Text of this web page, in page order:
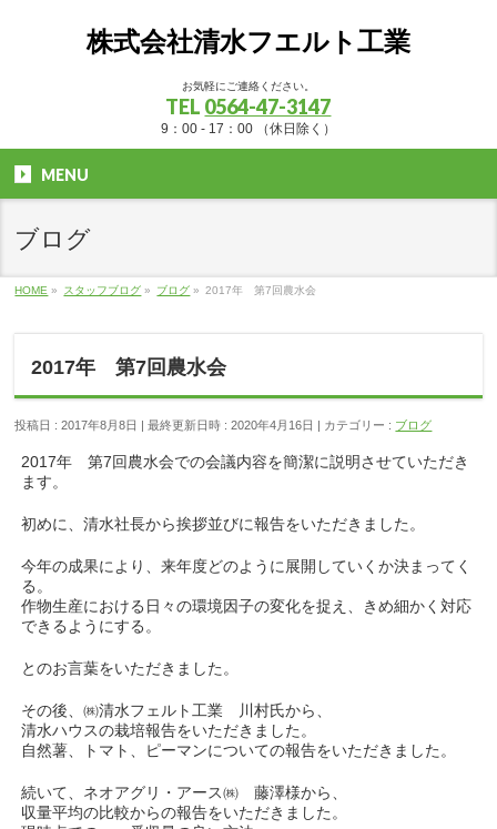
株式会社清水フエルト工業
お気軽にご連絡ください。
TEL 0564-47-3147
9：00 - 17：00 （休日除く）
MENU
ブログ
HOME » スタッフブログ » ブログ » 2017年 第7回農水会
2017年 第7回農水会
投稿日 : 2017年8月8日 最終更新日時 : 2020年4月16日 カテゴリー : ブログ
2017年 第7回農水会での会議内容を簡潔に説明させていただき
ます。
初めに、清水社長から挨拶並びに報告をいただきました。
今年の成果により、来年度どのように展開していくか決まってく
る。
作物生産における日々の環境因子の変化を捉え、きめ細かく対応
できるようにする。
とのお言葉をいただきました。
その後、㈱清水フェルト工業 川村氏から、
清水ハウスの栽培報告をいただきました。
自然薯、トマト、ピーマンについての報告をいただきました。
続いて、ネオアグリ・アース㈱ 藤澤様から、
収量平均の比較からの報告をいただきました。